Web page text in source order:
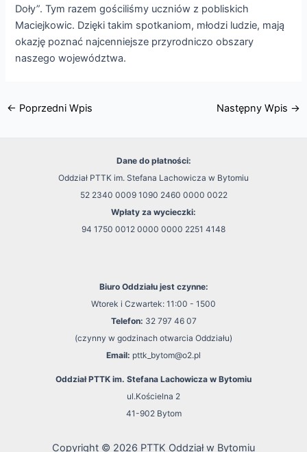
Doły”. Tym razem gościliśmy uczniów z pobliskich
Maciejkowic. Dzięki takim spotkaniom, młodzi ludzie, mają
okazję poznać najcenniejsze przyrodniczo obszary
naszego województwa.
← Poprzedni Wpis Następny Wpis →
Dane do płatności:
Oddział PTTK im. Stefana Lachowicza w Bytomiu
52 2340 0009 1090 2460 0000 0022
Wpłaty za wycieczki:
94 1750 0012 0000 0000 2251 4148
Biuro Oddziału jest czynne:
Wtorek i Czwartek: 11:00 - 1500
Telefon: 32 797 46 07
(czynny w godzinach otwarcia Oddziału)
Email: pttk_bytom@o2.pl
Oddział PTTK im. Stefana Lachowicza w Bytomiu
ul.Kościelna 2
41-902 Bytom
Copyright © 2026 PTTK Oddział w Bytomiu